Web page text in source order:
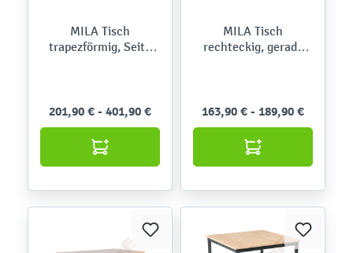
MILA Tisch
trapezförmig, Seite
201,90 € - 401,90 €
MILA Tisch
rechteckig, gerade
163,90 € - 189,90 €